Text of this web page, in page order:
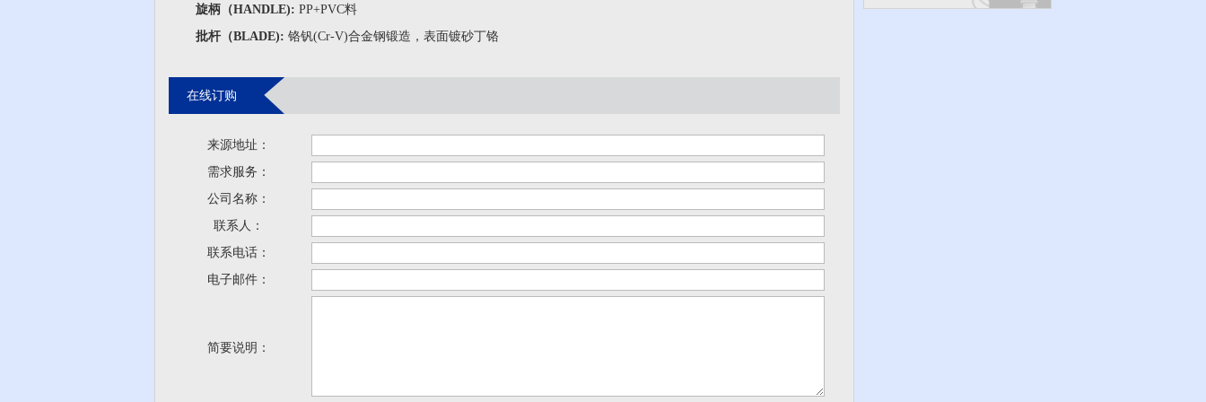
旋柄（HANDLE): PP+PVC料
批杆（BLADE): 铬钒(Cr-V)合金钢锻造，表面镀砂丁铬
在线订购
来源地址：
需求服务：
公司名称：
联系人：
联系电话：
电子邮件：
简要说明：